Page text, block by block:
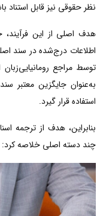
نظر حقوقی نیز قابل استناد
هدف اصلی از این
اطلاعات درج‌شده در سند
توسط مراجع
به‌عنوان جایگزین معتبر
استفاده قرار گیرد.
بنابراین، هدف از ترجمه
چند دسته اصلی خلاصه کرد: